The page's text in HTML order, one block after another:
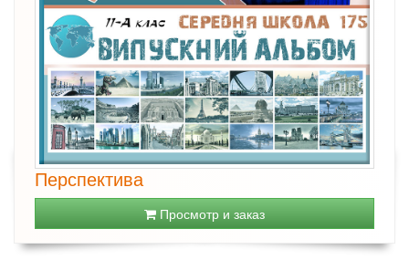
Перспектива
Просмотр и заказ